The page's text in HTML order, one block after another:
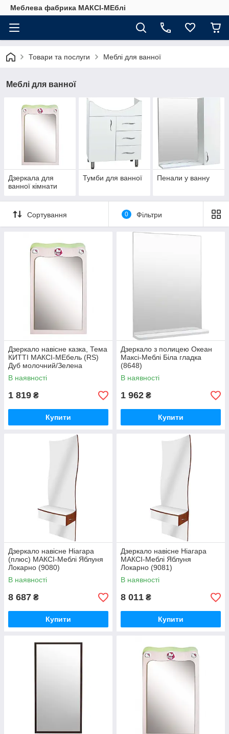
Меблева фабрика МАКСІ-МЕблі
Товари та послуги Меблі для ванної
Меблі для ванної
Дзеркала для
ванної кімнати
Тумби для ванної Пенали у ванну
Сортування 0 Фільтри
Дзеркало навісне казка, Тема
КИТТІ МАКСІ-МЕбель (RS)
Дуб молочний/Зелена
вода(5102037)
В наявності
1 819 ₴
Купити
Дзеркало з полицею Океан
Максі-Меблі Біла гладка
(8648)
В наявності
1 962 ₴
Купити
Дзеркало навісне Ніагара
(плюс) МАКСІ-Меблі Яблуня
Локарно (9080)
В наявності
8 687 ₴
Купити
Дзеркало навісне Ніагара
МАКСІ-Меблі Яблуня
Локарно (9081)
В наявності
8 011 ₴
Купити